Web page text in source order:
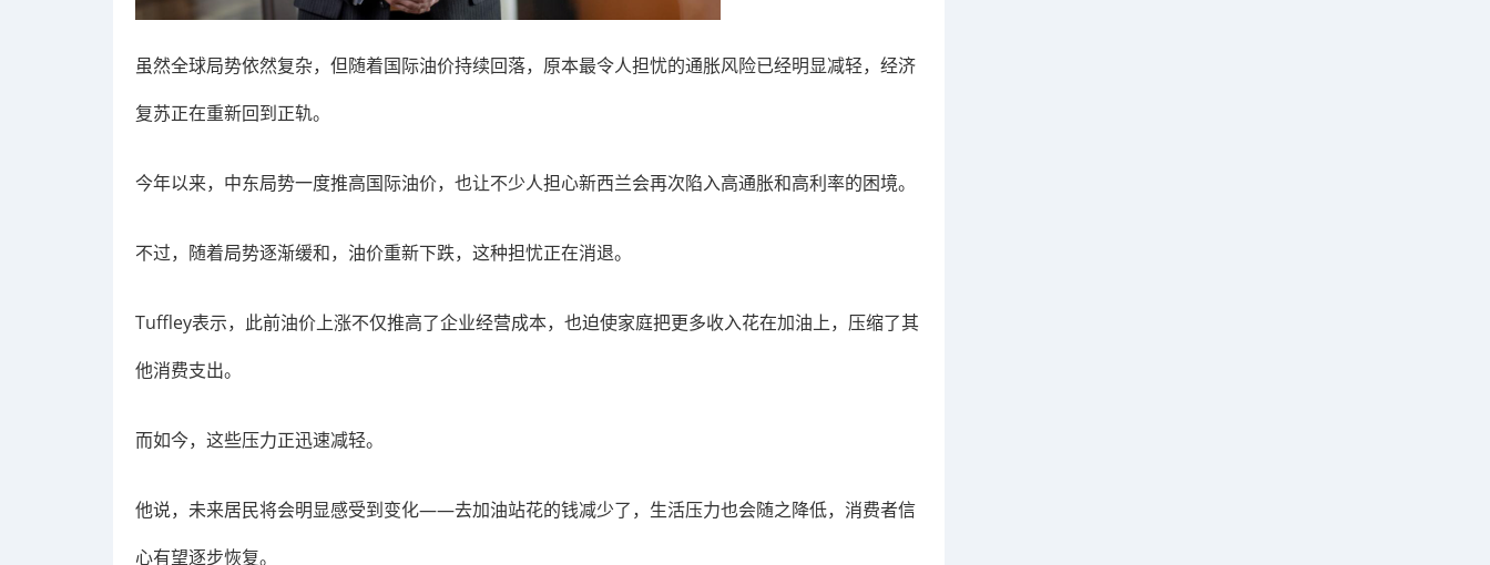
虽然全球局势依然复杂，但随着国际油价持续回落，原本最令人担忧的通胀风险已经明显减轻，经济
复苏正在重新回到正轨。
今年以来，中东局势一度推高国际油价，也让不少人担心新西兰会再次陷入高通胀和高利率的困境。
不过，随着局势逐渐缓和，油价重新下跌，这种担忧正在消退。
Tuffley表示，此前油价上涨不仅推高了企业经营成本，也迫使家庭把更多收入花在加油上，压缩了其
他消费支出。
而如今，这些压力正迅速减轻。
他说，未来居民将会明显感受到变化——去加油站花的钱减少了，生活压力也会随之降低，消费者信
心有望逐步恢复。